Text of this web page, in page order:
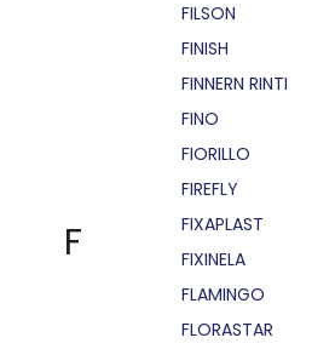
F
FILSON
FINISH
FINNERN RINTI
FINO
FIORILLO
FIREFLY
FIXAPLAST
FIXINELA
FLAMINGO
FLORASTAR